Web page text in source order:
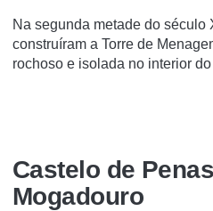
Na segunda metade do século
construíram a Torre de
rochoso e isolada no interior
Castelo de
Mogadouro